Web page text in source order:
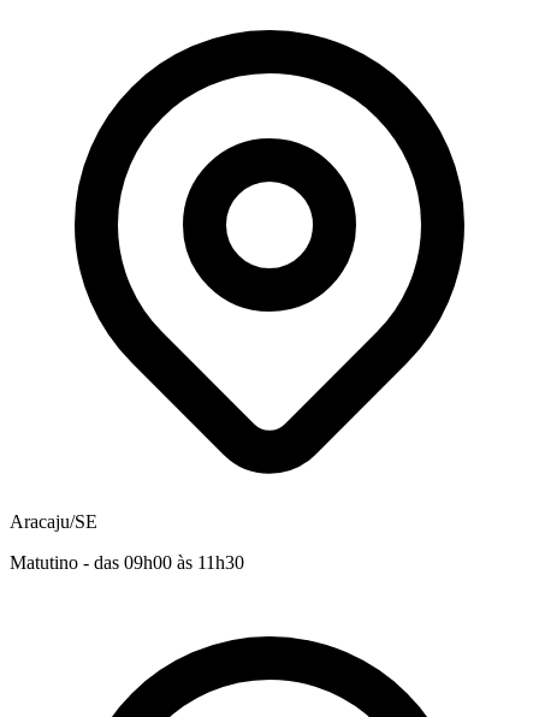
Aracaju/SE
Matutino - das 09h00 às 11h30